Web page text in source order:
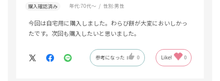
購入確認済み 年代:70代～ 性別:男性
今回は自宅用に購入しました。わらび餅が大変においしかっ
たです。次回も購入したいと思いました。
参考になった 0 Like! 0